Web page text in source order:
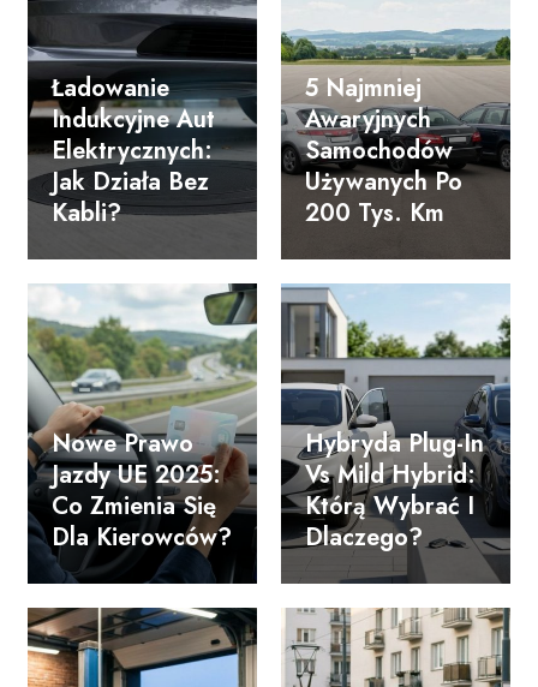
Ładowanie
Indukcyjne Aut
Elektrycznych:
Jak Działa Bez
Kabli?
5 Najmniej
Awaryjnych
Samochodów
Używanych Po
200 Tys. Km
Nowe Prawo
Jazdy UE 2025:
Co Zmienia Się
Dla Kierowców?
Hybryda Plug-In
Vs Mild Hybrid:
Którą Wybrać I
Dlaczego?